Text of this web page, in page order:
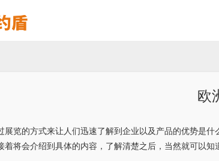
欧
展览的方式来让人们迅速了解到企业以及产品的优势是
将会介绍到具体的内容，了解清楚之后，当然就可以知